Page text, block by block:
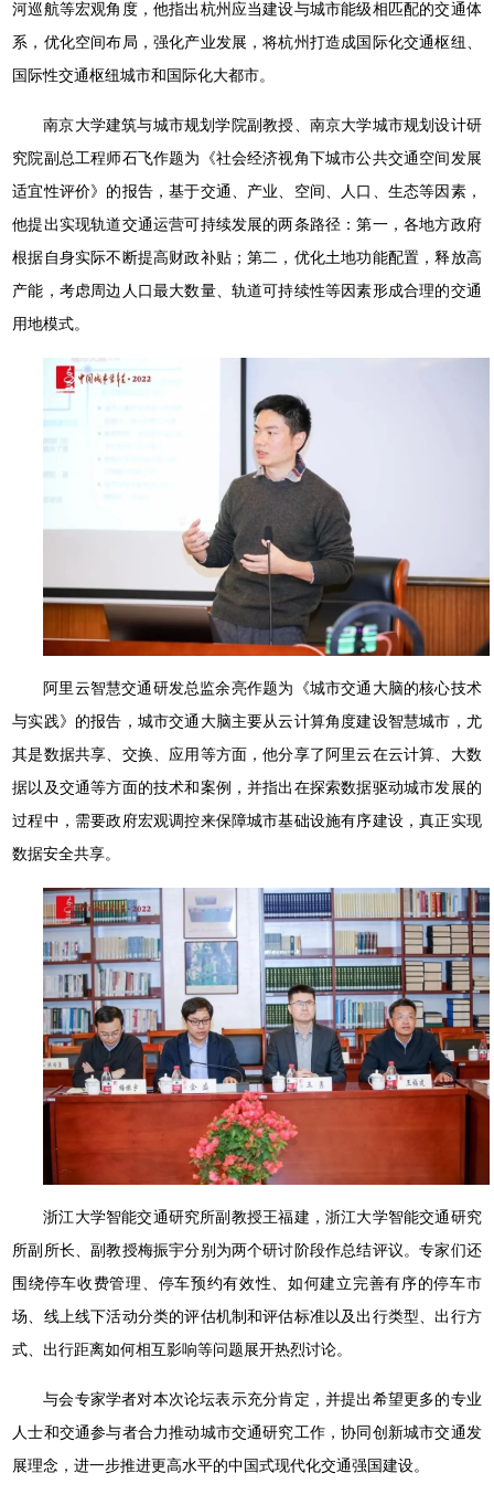
河巡航等宏观角度，他指出杭州应当建设与城市能级相匹配的交通体
系，优化空间布局，强化产业发展，将杭州打造成国际化交通枢纽、
国际性交通枢纽城市和国际化大都市。
南京大学建筑与城市规划学院副教授、南京大学城市规划设计研
究院副总工程师石飞作题为《社会经济视角下城市公共交通空间发展
适宜性评价》的报告，基于交通、产业、空间、人口、生态等因素，
他提出实现轨道交通运营可持续发展的两条路径：第一，各地方政府
根据自身实际不断提高财政补贴；第二，优化土地功能配置，释放高
产能，考虑周边人口最大数量、轨道可持续性等因素形成合理的交通
用地模式。
阿里云智慧交通研发总监余亮作题为《城市交通大脑的核心技术
与实践》的报告，城市交通大脑主要从云计算角度建设智慧城市，尤
其是数据共享、交换、应用等方面，他分享了阿里云在云计算、大数
据以及交通等方面的技术和案例，并指出在探索数据驱动城市发展的
过程中，需要政府宏观调控来保障城市基础设施有序建设，真正实现
数据安全共享。
浙江大学智能交通研究所副教授王福建，浙江大学智能交通研究
所副所长、副教授梅振宇分别为两个研讨阶段作总结评议。专家们还
围绕停车收费管理、停车预约有效性、如何建立完善有序的停车市
场、线上线下活动分类的评估机制和评估标准以及出行类型、出行方
式、出行距离如何相互影响等问题展开热烈讨论。
与会专家学者对本次论坛表示充分肯定，并提出希望更多的专业
人士和交通参与者合力推动城市交通研究工作，协同创新城市交通发
展理念，进一步推进更高水平的中国式现代化交通强国建设。